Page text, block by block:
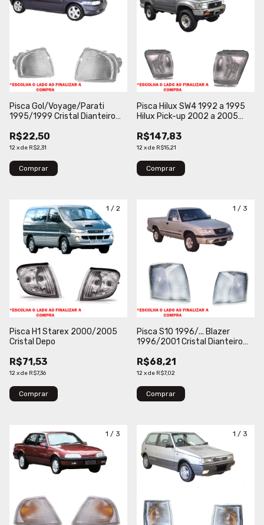
Pisca Gol/Voyage/Parati
1995/1999 Cristal Dianteiro
R$22,50
12xde R$2,31
Comprar
Pisca Hilux SW4 1992 a 1995
Hilux Pick-up 2002 a 2005
Depo
R$147,83
12xde R$15,21
Comprar
1 / 2
Pisca H1 Starex 2000/2005
Cristal Depo
R$71,53
12xde R$7,36
Comprar
1 / 3
Pisca S10 1996/... Blazer
1996/2001 Cristal Dianteiro
R$68,21
12xde R$7,02
Comprar
1 / 3 1 / 3